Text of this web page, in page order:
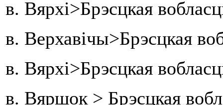
в. Вярхі>Брэсцкая
в. Верхавічы>Брэсцкая
в. Вярхі>Брэсцкая
в. Вяршок > Брэсцкая